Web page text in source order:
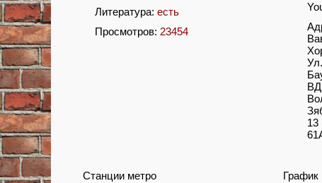
Литература:есть
Просмотров: 23454
13
Станции метро